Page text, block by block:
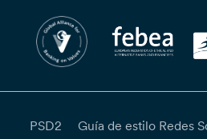
PSD2
Guía de estilo Redes